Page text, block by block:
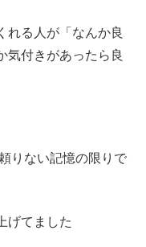
れる人が「なんか良
気付きがあったら良
りない記憶の限りで
げてました